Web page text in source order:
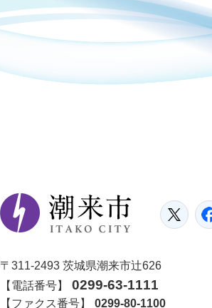
潮
〒311-2493 茨城県潮来市辻626
【電話番号】
0299-63-1111
【ファクス番号】 0299-80-1100